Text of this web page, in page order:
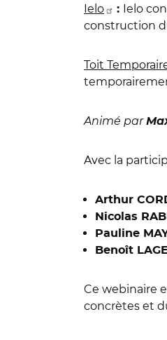
Ielo : Ielo
construction
Toit
Animé par
Avec la
Arthur
Nicolas
Pauline
Benoît
Ce webinaire
concrètes et